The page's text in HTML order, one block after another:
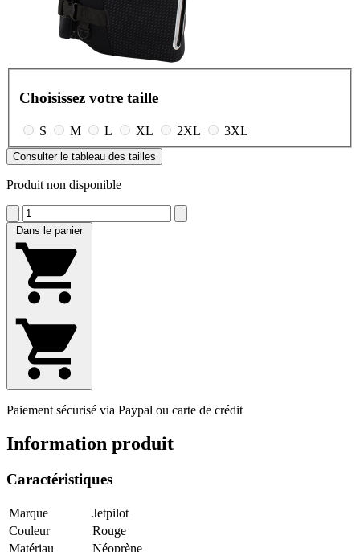
Choisissez votre taille
S M L XL 2XL 3XL
Consulter le tableau des tailles
Produit non disponible
Dans le panier
Paiement sécurisé via Paypal ou carte de crédit
Information produit
Caractéristiques
Marque
Jetpilot
Couleur
Rouge
Matériau
Néoprène